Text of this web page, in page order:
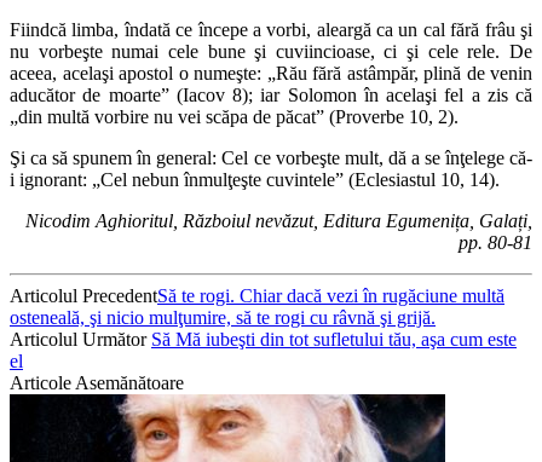
Fiindcă limba, îndată ce începe a vorbi, aleargă ca un cal fără frâu şi
nu vorbeşte numai cele bune şi cuviincioase, ci şi cele rele. De
aceea, acelaşi apostol o numeşte: „Rău fără astâmpăr, plină de venin
aducător de moarte” (Iacov 8); iar Solomon în acelaşi fel a zis că
„din multă vorbire nu vei scăpa de păcat” (Proverbe 10, 2).
Şi ca să spunem în general: Cel ce vorbeşte mult, dă a se înţelege că-
i ignorant: „Cel nebun înmulţeşte cuvintele” (Eclesiastul 10, 14).
Nicodim Aghioritul, Războiul nevăzut, Editura Egumenița, Galați,
pp. 80-81
Articolul PrecedentSă te rogi. Chiar dacă vezi în rugăciune multă
osteneală, şi nicio mulţumire, să te rogi cu râvnă şi grijă.
Articolul Următor Să Mă iubeşti din tot sufletului tău, aşa cum este
el
Articole Asemănătoare